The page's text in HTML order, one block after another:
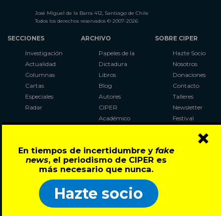
En tiempos de incertidumbre y fake
news, el periodismo de CIPER es
más necesario que nunca.
Hazte socio
×
José Miguel de la Barra 412, Santiago de Chile
Todos los derechos reservados © 2007-2026
SECCIONES
Investigación
Actualidad
Columnas
Cartas
Especiales
Radar
ARCHIVO
Papeles de la
Dictadura
Libros
Blog
Autores
CIPER
Académico
Al Plebiscito
con CIPER
SOBRE CIPER
Hazte Socio
Nosotros
Donaciones
Contacto
Talleres
Newsletter
Festival